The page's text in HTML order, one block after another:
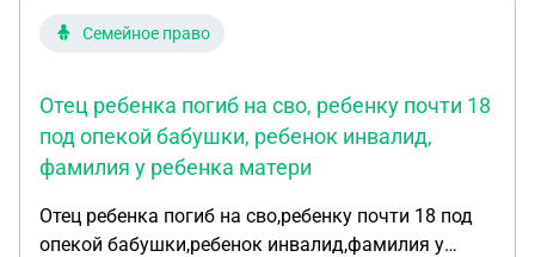
Семейное право
Отец ребенка погиб на сво, ребенку почти 18
под опекой бабушки, ребенок инвалид,
фамилия у ребенка матери
Отец ребенка погиб на сво,ребенку почти 18 под
опекой бабушки,ребенок инвалид,фамилия у